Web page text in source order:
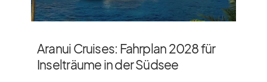
Aranui Cruises: Fahrplan 2028 für
Inselträume in der Südsee